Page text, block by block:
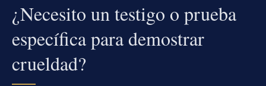
¿Necesito un testigo o prueba
específica para demostrar
crueldad?